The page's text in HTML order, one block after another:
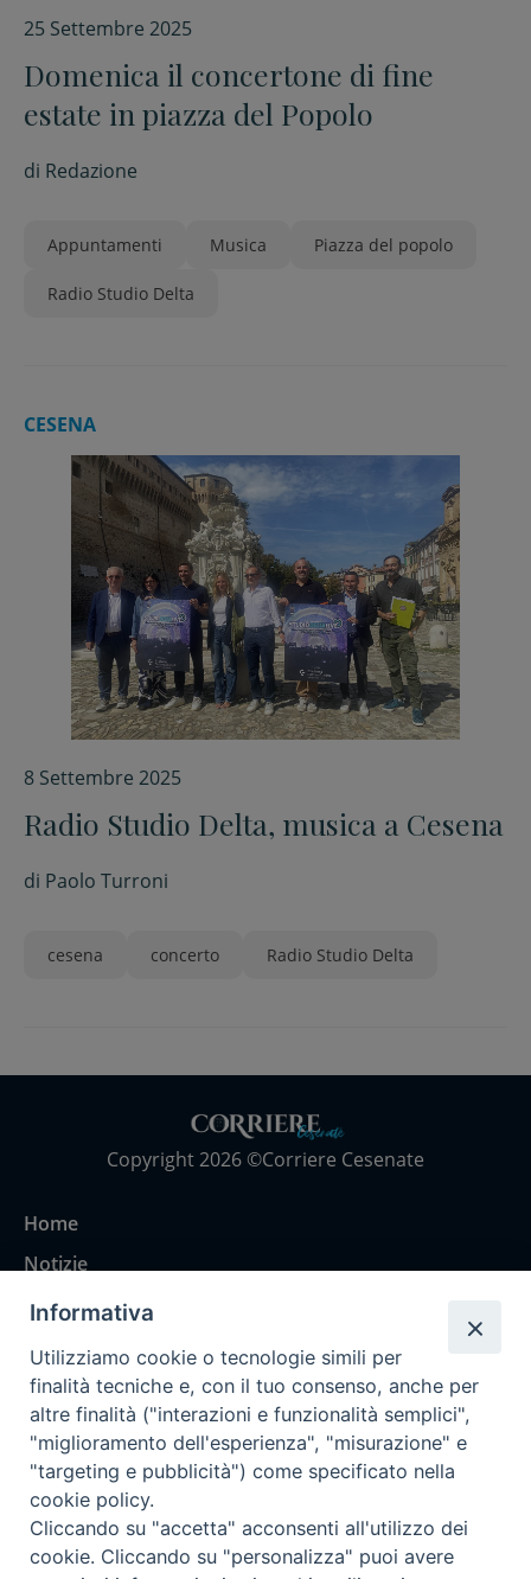
25 Settembre 2025
Domenica il concertone di fine
estate in piazza del Popolo
di Redazione
Appuntamenti Musica Piazza del popolo
Radio Studio Delta
CESENA
8 Settembre 2025
Radio Studio Delta, musica a Cesena
di Paolo Turroni
cesena concerto Radio Studio Delta
Copyright 2026 ©Corriere Cesenate
Home
Notizie
Rubriche
Chi siamo
Come abbonarsi
Contatti
Informativa
Utilizziamo cookie o tecnologie simili per
finalità tecniche e, con il tuo consenso, anche per
altre finalità ("interazioni e funzionalità semplici",
"miglioramento dell'esperienza", "misurazione" e
"targeting e pubblicità") come specificato nella
cookie policy.
Cliccando su "accetta" acconsenti all'utilizzo dei
cookie. Cliccando su "personalizza" puoi avere